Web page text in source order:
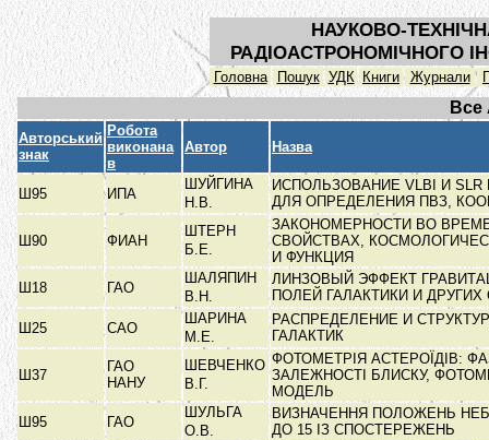
НАУКОВО-
РАДІОАСТРОНОМІЧНОГО
Головна Пошук УДК Книги Журнали
Все
Авторський
знак
Робота
виконана
в
Автор Назва
Ш95 ИПА
ШУЙГИНА
Н.В.
ИСПОЛЬЗОВАНИЕ VLBI И
ДЛЯ ОПРЕДЕЛЕНИЯ ПВЗ,
Ш90 ФИАН
ШТЕРН
Б.Е.
ЗАКОНОМЕРНОСТИ ВО
СВОЙСТВАХ,
И ФУНКЦИЯ
Ш18
ГАО
ШАЛЯПИН
В.Н.
ЛИНЗОВЫЙ ЭФФЕКТ
ПОЛЕЙ ГАЛАКТИКИ И
Ш25
САО
ШАРИНА
М.Е.
РАСПРЕДЕЛЕНИЕ И
ГАЛАКТИК
Ш37
ГАО
НАНУ
ШЕВЧЕНКО
В.Г.
ФОТОМЕТРІЯ АСТЕРОЇДІВ:
ЗАЛЕЖНОСТІ БЛИСКУ,
МОДЕЛЬ
Ш95
ГАО
ШУЛЬГА
О.В.
ВИЗНАЧЕННЯ ПОЛОЖЕНЬ
ДО 15 ІЗ СПОСТЕРЕЖЕНЬ